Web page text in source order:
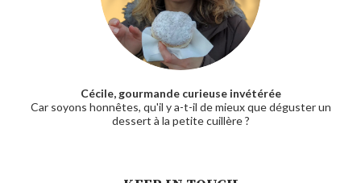
Cécile, gourmande curieuse invétérée
Car soyons honnêtes, qu'il y a-t-il de mieux que déguster un
dessert à la petite cuillère ?